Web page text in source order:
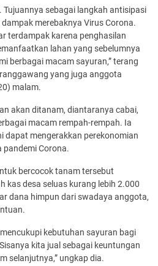
Tujuannya sebagai langkah antisipasi
merebaknya Virus Corona.
terdampak karena penghasilan
lahan yang sebelumnya
berbagai macam sayuran,” terang
yang juga anggota
malam.
akan ditanam, diantaranya cabai,
macam rempah-rempah. Ia
dapat mengerakkan perekonomian
pandemi Corona.
bercocok tanam tersebut
kas desa seluas kurang lebih 2.000
dana himpun dari swadaya anggota,
kebutuhan sayuran bagi
kita jual sebagai keuntungan
selanjutnya,” ungkap dia.